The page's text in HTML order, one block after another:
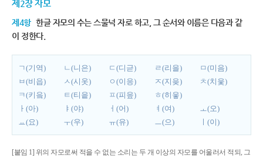
제2장 자모
제4항 한글 자모의 수는 스물넉 자로 하고, 그 순서와 이름은 다음과 같
이 정한다.
ㄱ(기역) ㄴ(니은) ㄷ(디귿) ㄹ(리을)
ㅁ(미음)
ㅂ(비읍)
ㅅ(시옷) ㅇ(이응) ㅈ(지읒)
ㅊ(치읓)
ㅋ(키읔)
ㅌ(티읕) ㅍ(피읖)
ㅎ(히읗)
ㅏ(아)
ㅑ(야) ㅓ(어) ㅕ(여)
ㅗ(오)
ㅛ(요)
ㅜ(우) ㅠ(유) ㅡ(으) ㅣ(이)
[붙임 1] 위의 자모로써 적을 수 없는 소리는 두 개 이상의 자모를 어울러서 적되, 그